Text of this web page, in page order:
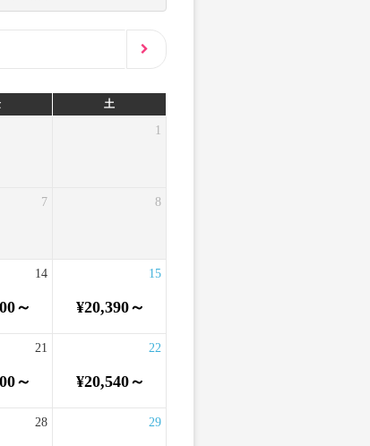
土
1
7 8
～
14
¥20,390～
15
～
21
¥20,540～
22
28 29